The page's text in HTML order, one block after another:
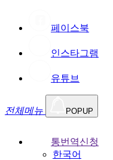
페이스북
인스타그램
유튜브
전체메뉴 POPUP
통번역신청
한국어